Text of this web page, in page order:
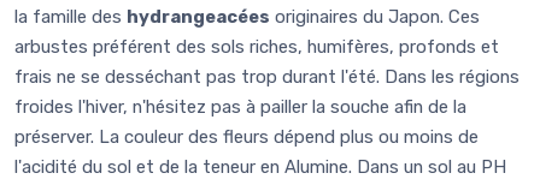
la famille des hydrangeacées originaires du Japon. Ces
arbustes préférent des sols riches, humifères, profonds et
frais ne se desséchant pas trop durant l'été. Dans les régions
froides l'hiver, n'hésitez pas à pailler la souche afin de la
préserver. La couleur des fleurs dépend plus ou moins de
l'acidité du sol et de la teneur en Alumine. Dans un sol au PH